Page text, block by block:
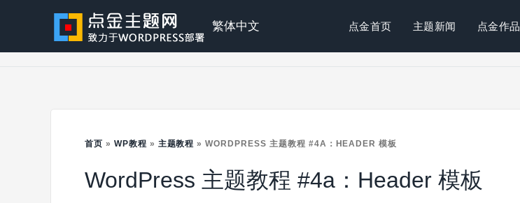
点
题
繁体中文 点金首页 主题新闻 点金作品
首页 » WP教程 » 主题教程 »WORDPRESS 主题教程 #4A：HEADER 模板
WordPress 主题教程 #4a：Header 模板